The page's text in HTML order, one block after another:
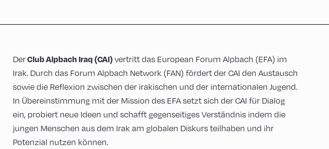
DerClub Alpbach Iraq (CAI) vertritt das European Forum Alpbach (EFA) im
Irak. Durch das Forum Alpbach Network (FAN) fördert der CAI den Austausch
sowie die Reflexion zwischen der irakischen und der internationalen Jugend.
In Übereinstimmung mit der Mission des EFA setzt sich der CAI für Dialog
ein, probiert neue Ideen und schafft gegenseitiges Verständnis indem die
jungen Menschen aus dem Irak am globalen Diskurs teilhaben und ihr
Potenzial nutzen können.